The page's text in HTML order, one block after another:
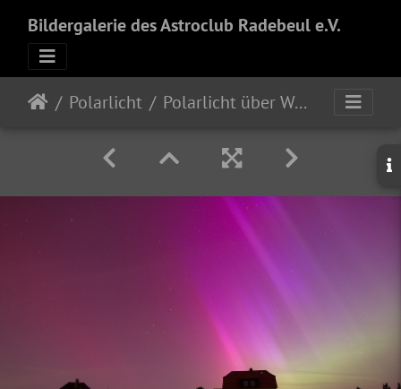
Bildergalerie des Astroclub Radebeul e.V.
Polarlicht Polarlicht über Wahnsdorf